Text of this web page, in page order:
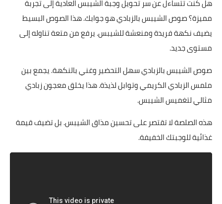
هل كنت تتساءل عن سر تحويل وجبة الشيبس العادية إلى تجربة
مميزة؟ صوص الشيبس بالزبادي هو جوابك. هذا الصوص البسيط
يضيف نكهة فريدة ومنعشة للشيبس. يرفع من متعة تناوله إلى
مستوى جديد.
صوص الشيبس بالزبادي سهل التحضير وغني بالنكهة. يجمع بين
ملمس الزبادي الكريمي وتوابل لذيذة. هذا يخلق معجون زبادي
مثالي لتغميس الشيبس.
هذه الصلصة لا تقتصر على تحسين مذاق الشيبس. بل تضيف قيمة
غذائية للوجبتك الخفيفة.